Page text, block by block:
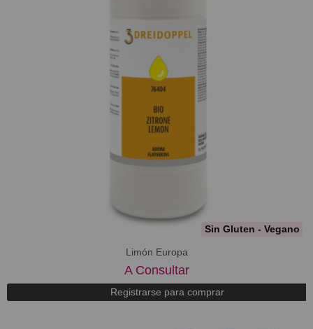
Sin Gluten - Vegano
Limón Europa
A Consultar
Registrarse para comprar